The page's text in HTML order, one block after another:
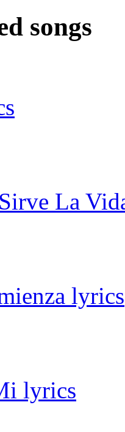
songs
La
lyrics
lyrics